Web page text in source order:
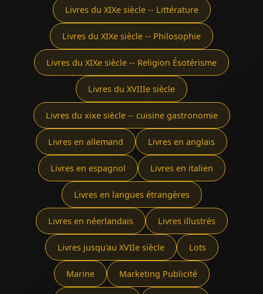
Livres du XIXe siècle -- Littérature
Livres du XIXe siècle -- Philosophie
Livres du XIXe siècle -- Religion Ésotérisme
Livres du XVIIIe siècle
Livres du xixe siècle -- cuisine gastronomie
Livres en allemand Livres en anglais
Livres en espagnol Livres en italien
Livres en langues étrangères
Livres en néerlandais Livres illustrés
Livres jusqu'au XVIIe siècle Lots
Marine Marketing Publicité